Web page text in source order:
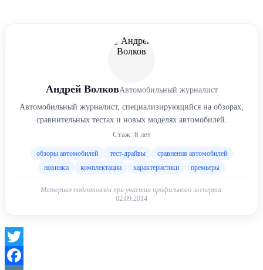
Андрей ВолковАвтомобильный журналист
Автомобильный журналист, специализирующийся на обзорах,
сравнительных тестах и новых моделях автомобилей.
Стаж: 8 лет
обзоры автомобилей тест-драйвы
сравнения автомобилей
новинки
комплектации характеристики премьеры
Материал подготовлен при участии профильного эксперта.
02.09.2014
Twitter